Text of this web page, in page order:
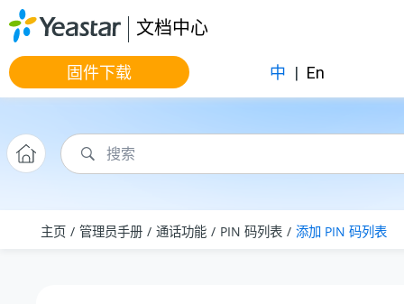
跳转到主要内容
文档中心
固件下载 中 | En
主页 管理员手册 通话功能 PIN 码列表 添加 PIN 码列表